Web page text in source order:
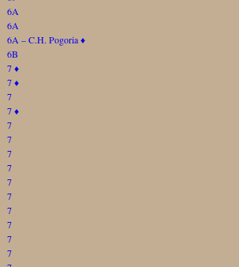
6A
6A
6A – C.H. Pogoria♦
6B
7♦
7♦
7
7♦
7
7
7
7
7
7
7
7
7
7